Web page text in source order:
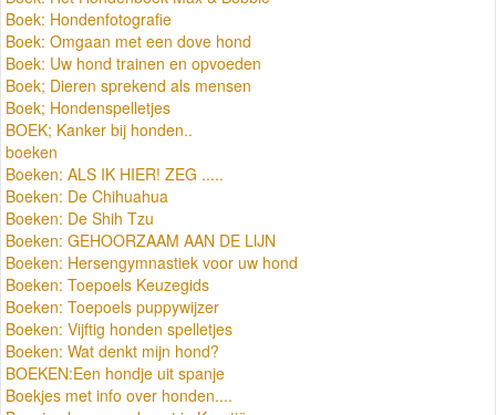
Boek: Hondenfotografie
Boek: Omgaan met een dove hond
Boek: Uw hond trainen en opvoeden
Boek; Dieren sprekend als mensen
Boek; Hondenspelletjes
BOEK; Kanker bij honden..
boeken
Boeken: ALS IK HIER! ZEG .....
Boeken: De Chihuahua
Boeken: De Shih Tzu
Boeken: GEHOORZAAM AAN DE LIJN
Boeken: Hersengymnastiek voor uw hond
Boeken: Toepoels Keuzegids
Boeken: Toepoels puppywijzer
Boeken: Vijftig honden spelletjes
Boeken: Wat denkt mijn hond?
BOEKEN:Een hondje uit spanje
Boekjes met info over honden....